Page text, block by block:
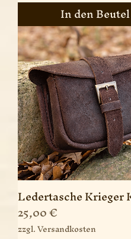
In den Beutel
Ledertasche Krieger
Preis
25,00 €
zzgl. Versandkosten